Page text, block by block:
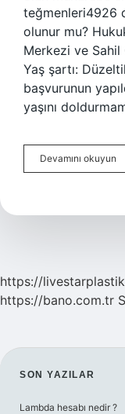
teğmenleri4926
olunur mu?
Merkezi ve Sahil
Yaş şartı:
başvurunun
yaşını
Devamını okuyun
https://
https://bano.com.tr
SON YAZILAR
Lambda hesabı nedir ?